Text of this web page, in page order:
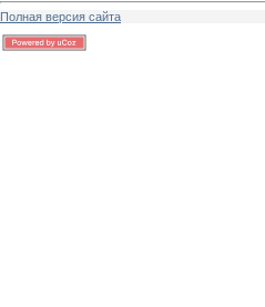
Полная версия сайта